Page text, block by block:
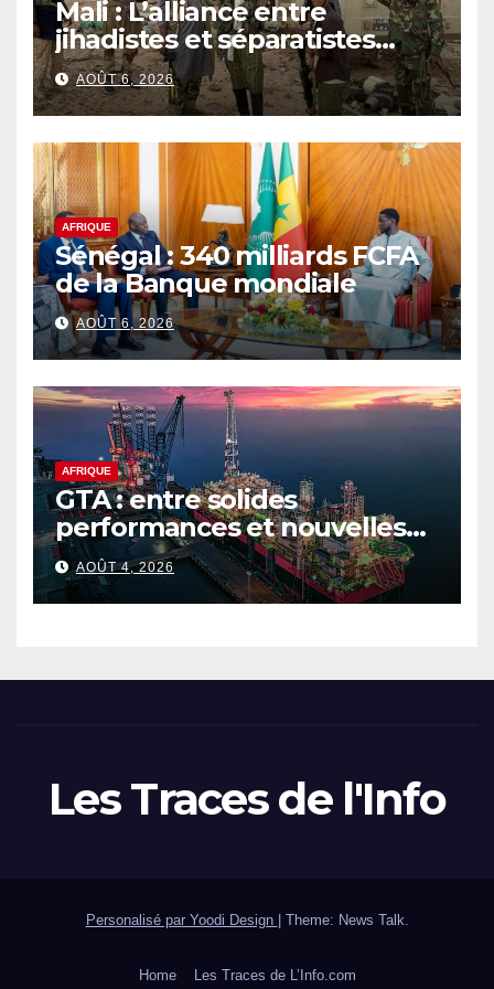
Mali : L’alliance entre
jihadistes et séparatistes
rebat les cartes d’un conflit
de plus en plus complexe
AOÛT 6, 2026
AFRIQUE
Sénégal : 340 milliards FCFA
de la Banque mondiale
AOÛT 6, 2026
AFRIQUE
GTA : entre solides
performances et nouvelles
ambitions pour le gaz
sénégalo-mauritanien
AOÛT 4, 2026
Les Traces de l'Info
Personalisé par Yoodi Design Theme: News Talk.
Home Les Traces de L’Info.com